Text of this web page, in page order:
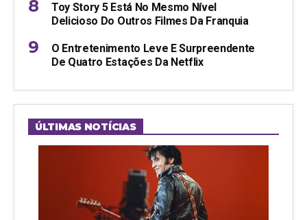
Toy Story 5 Está No Mesmo Nível
Delicioso Do Outros Filmes Da Franquia
O Entretenimento Leve E Surpreendente
De Quatro Estações Da Netflix
ÚLTIMAS NOTÍCIAS